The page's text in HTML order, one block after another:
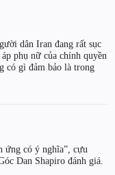
dân Iran đang rất sục
phụ nữ của chính quyền
có gì đảm bảo là trong
ứng có ý nghĩa”, cựu
Dan Shapiro đánh giá.